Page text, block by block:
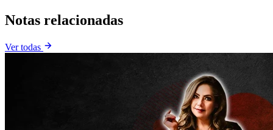
Notas relacionadas
Ver todas